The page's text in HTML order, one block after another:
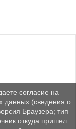
согласие на
данных (сведения о
Браузера; тип
откуда пришел